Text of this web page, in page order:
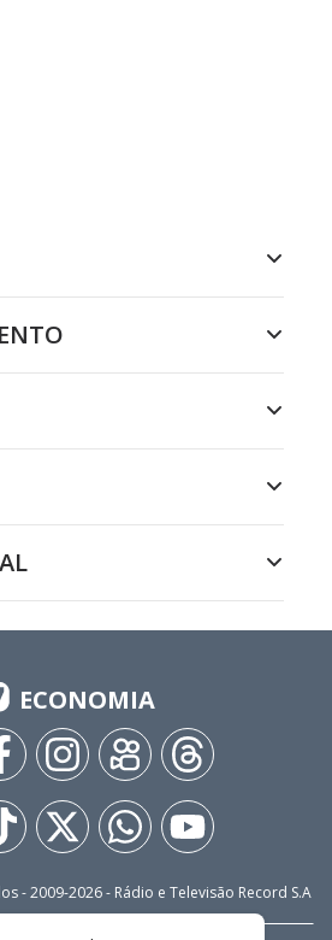
ECONOMIA
- 2009-2026- Rádio e Televisão Record S.A